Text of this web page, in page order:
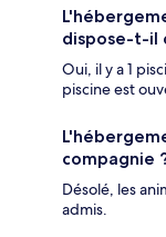
dispose-t-il
Oui, il y a 1
piscine est
compagnie
Désolé, les
admis.